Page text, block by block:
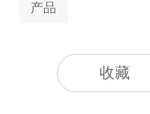
产品
收藏